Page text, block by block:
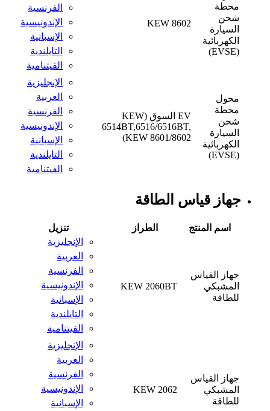
محطة
شحن
السيارة
الكهربائية
(EVSE)
KEW 8602
الفرنسية
الإندونيسية
الإسبانية
التايلندية
الفيتنامية
محول
محطة
شحن
السيارة
الكهربائية
(EVSE)
EV السوق (KEW
6514BT,6516/6516BT,
KEW 8601/8602)
الإنجليزية
العربية
الفرنسية
الإندونيسية
الإسبانية
التايلندية
الفيتنامية
جهاز قياس الطاقة
اسم المنتج الطراز تنزيل
جهاز القياس
المشبكي
للطاقة
KEW 2060BT
الإنجليزية
العربية
الفرنسية
الإندونيسية
الإسبانية
التايلندية
الفيتنامية
جهاز القياس
المشبكي
للطاقة
KEW 2062
الإنجليزية
العربية
الفرنسية
الإندونيسية
الإسبانية